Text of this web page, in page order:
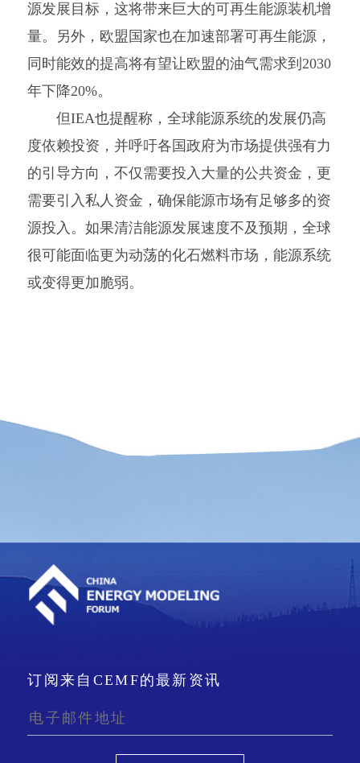
源发展目标，这将带来巨大的可再生能源装机增
量。另外，欧盟国家也在加速部署可再生能源，
同时能效的提高将有望让欧盟的油气需求到2030
年下降20%。
但IEA也提醒称，全球能源系统的发展仍高
度依赖投资，并呼吁各国政府为市场提供强有力
的引导方向，不仅需要投入大量的公共资金，更
需要引入私人资金，确保能源市场有足够多的资
源投入。如果清洁能源发展速度不及预期，全球
很可能面临更为动荡的化石燃料市场，能源系统
或变得更加脆弱。
订阅来自CEMF的最新资讯